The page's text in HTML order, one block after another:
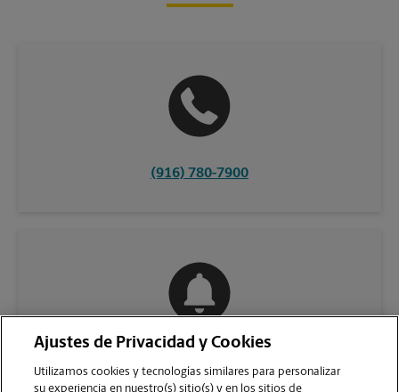
(916) 780-7900
Ajustes de Privacidad y Cookies
Utilizamos cookies y tecnologías similares para personalizar
su experiencia en nuestro(s) sitio(s) y en los sitios de